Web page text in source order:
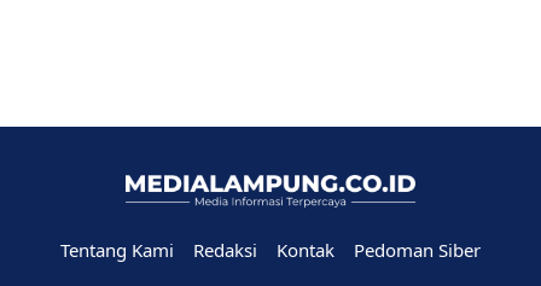
Tentang Kami Redaksi Kontak
Pedoman Siber